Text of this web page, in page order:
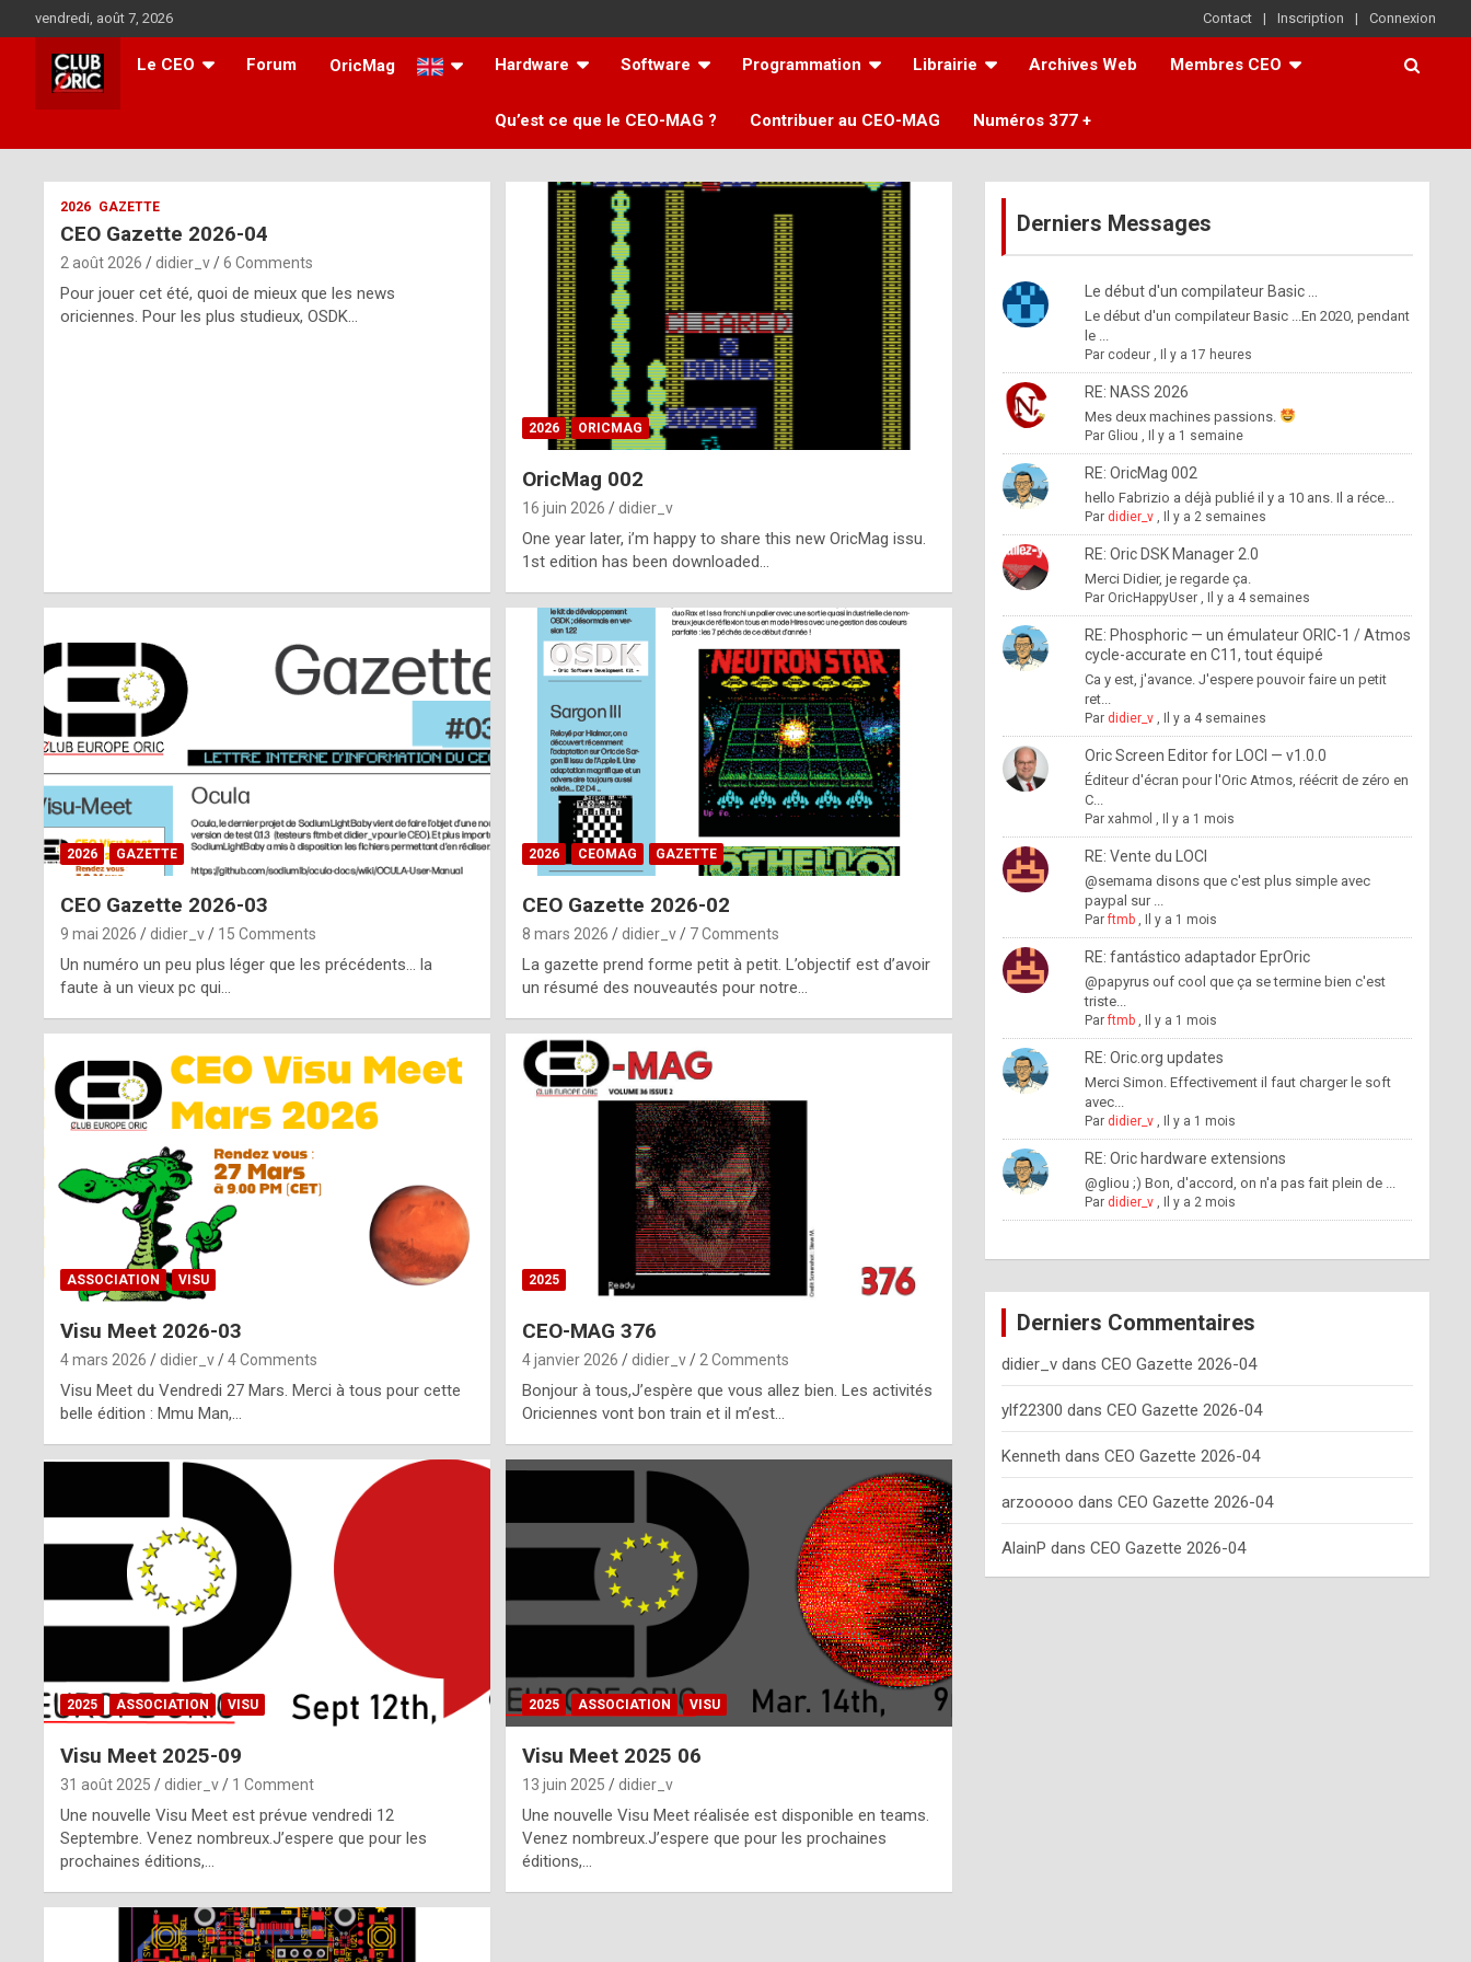
to
content
vendredi, août 7, 2026 Contact Inscription Connexion
Le CEO Forum OricMag Hardware Software Programmation Librairie Archives Web Membres CEO
Qu’est ce que le CEO-MAG ? Contribuer au CEO-MAG Numéros 377 +
ff
m
2026 GAZETTE
CEO Gazette 2026-04
2 août 2026 didier_v 6 Comments
Pour jouer cet été, quoi de mieux que les news
oriciennes. Pour les plus studieux, OSDK…
2026 ORICMAG
OricMag 002
16 juin 2026 didier_v
One year later, i’m happy to share this new OricMag issu.
1st edition has been downloaded…
2026 GAZETTE
CEO Gazette 2026-03
9 mai 2026 didier_v 15 Comments
Un numéro un peu plus léger que les précédents… la
faute à un vieux pc qui…
2026 CEOMAG GAZETTE
CEO Gazette 2026-02
8 mars 2026 didier_v 7 Comments
La gazette prend forme petit à petit. L’objectif est d’avoir
un résumé des nouveautés pour notre…
ASSOCIATION VISU
Visu Meet 2026-03
4 mars 2026 didier_v 4 Comments
Visu Meet du Vendredi 27 Mars. Merci à tous pour cette
belle édition : Mmu Man,…
2025
CEO-MAG 376
4 janvier 2026 didier_v 2 Comments
Bonjour à tous,J’espère que vous allez bien. Les activités
Oriciennes vont bon train et il m’est…
2025 ASSOCIATION VISU
Visu Meet 2025-09
31 août 2025 didier_v 1 Comment
Une nouvelle Visu Meet est prévue vendredi 12
Septembre. Venez nombreux.J’espere que pour les
prochaines éditions,…
2025 ASSOCIATION VISU
Visu Meet 2025 06
13 juin 2025 didier_v
Une nouvelle Visu Meet réalisée est disponible en teams.
Venez nombreux.J’espere que pour les prochaines
éditions,…
Derniers Messages
Le début d'un compilateur Basic ...
Le début d'un compilateur Basic ...En 2020, pendant
le ...
Par codeur, Il y a 17 heures
RE: NASS 2026
Mes deux machines passions.
Par Gliou , Il y a 1 semaine
RE: OricMag 002
hello Fabrizio a déjà publié il y a 10 ans. Il a réce...
Par didier_v, Il y a 2 semaines
RE: Oric DSK Manager 2.0
Merci Didier, je regarde ça.
Par OricHappyUser, Il y a 4 semaines
RE: Phosphoric — un émulateur ORIC-1 / Atmos
cycle-accurate en C11, tout équipé
Ca y est, j'avance. J'espere pouvoir faire un petit
ret...
Par didier_v, Il y a 4 semaines
Oric Screen Editor for LOCI — v1.0.0
Éditeur d'écran pour l'Oric Atmos, réécrit de zéro en
C...
Par xahmol , Il y a 1 mois
RE: Vente du LOCI
@semama disons que c'est plus simple avec
paypal sur ...
Parftmb, Il y a 1 mois
RE: fantástico adaptador EprOric
@papyrus ouf cool que ça se termine bien c'est
triste...
Parftmb, Il y a 1 mois
RE: Oric.org updates
Merci Simon. Effectivement il faut charger le soft
avec...
Par didier_v, Il y a 1 mois
RE: Oric hardware extensions
@gliou ;) Bon, d'accord, on n'a pas fait plein de ...
Par didier_v, Il y a 2 mois
Derniers Commentaires
didier_vdans CEO Gazette 2026-04
ylf22300 dans CEO Gazette 2026-04
Kenneth dans CEO Gazette 2026-04
arzooooo dans CEO Gazette 2026-04
AlainP dans CEO Gazette 2026-04